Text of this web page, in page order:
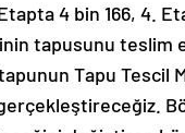
4 bin 166, 4.
tapusunu teslim
Tapu Tescil
gerçekleştireceğiz.